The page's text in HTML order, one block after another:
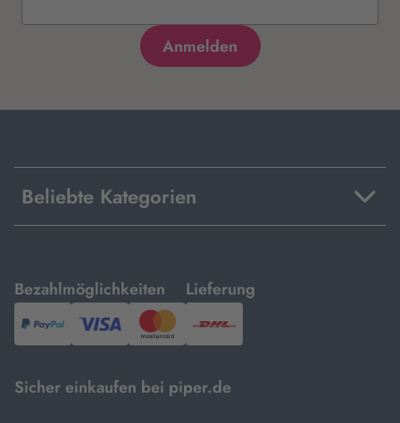
Beliebte Kategorien
Bezahlmöglichkeiten
mit
PayPal,Visa
und
Lieferung
mit
DHL.
Sicher einkaufen bei piper.de